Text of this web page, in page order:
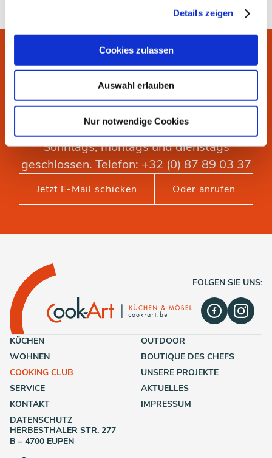
Details zeigen
Cookies zulassen
Auswahl erlauben
Nur notwendige Cookies
Kontaktieren Sie uns!
Wir nehmen uns Zeit für unsere Kunden:
Vereinbaren Sie gerne einen Termin. Geöffnet
mittwochs bis samstags 10:00 -18:00 Uhr.
Sonntags, montags und dienstags
geschlossen. Telefon: +32 (0) 87 89 03 37
Jetzt E-Mail schicken Oder anrufen
FOLGEN SIE UNS:
KÜCHEN
OUTDOOR
WOHNEN
BOUTIQUE DES CHEFS
COOKING CLUB
UNSERE PROJEKTE
SERVICE
AKTUELLES
KONTAKT
IMPRESSUM
DATENSCHUTZ
HERBESTHALER STR. 277
B – 4700 EUPEN